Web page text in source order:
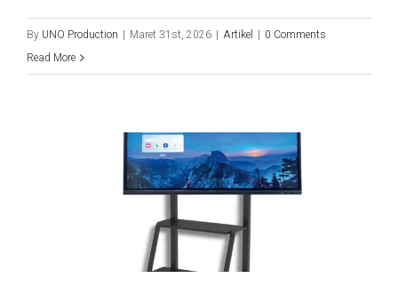
By UNO Production | Maret 31st, 2026 | Artikel | 0 Comments
Read More